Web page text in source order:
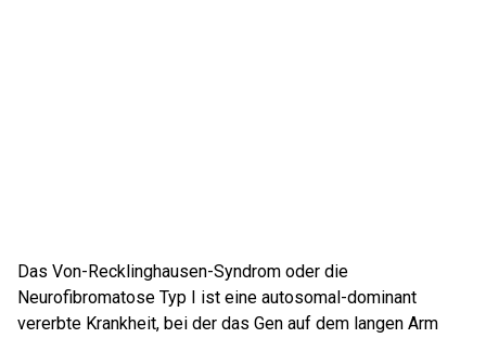
Das Von-Recklinghausen-Syndrom oder die
Neurofibromatose Typ I ist eine autosomal-dominant
vererbte Krankheit, bei der das Gen auf dem langen Arm